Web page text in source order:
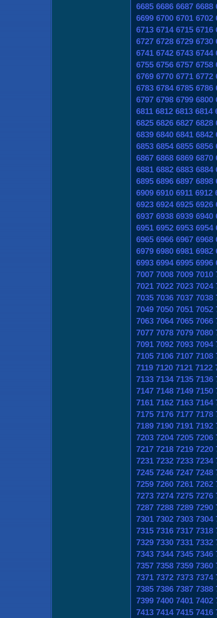
6685 6686 6687 6688
6699 6700 6701 6702
6713 6714 6715 6716
6727 6728 6729 6730
6741 6742 6743 6744
6755 6756 6757 6758
6769 6770 6771 6772
6783 6784 6785 6786
6797 6798 6799 6800
6811 6812 6813 6814
6825 6826 6827 6828
6839 6840 6841 6842
6853 6854 6855 6856
6867 6868 6869 6870
6881 6882 6883 6884
6895 6896 6897 6898
6909 6910 6911 6912
6923 6924 6925 6926
6937 6938 6939 6940
6951 6952 6953 6954
6965 6966 6967 6968
6979 6980 6981 6982
6993 6994 6995 6996
7007 7008 7009 7010
7021 7022 7023 7024
7035 7036 7037 7038
7049 7050 7051 7052
7063 7064 7065 7066
7077 7078 7079 7080
7091 7092 7093 7094
7105 7106 7107 7108
7119 7120 7121 7122
7133 7134 7135 7136
7147 7148 7149 7150
7161 7162 7163 7164
7175 7176 7177 7178
7189 7190 7191 7192
7203 7204 7205 7206
7217 7218 7219 7220
7231 7232 7233 7234
7245 7246 7247 7248
7259 7260 7261 7262
7273 7274 7275 7276
7287 7288 7289 7290
7301 7302 7303 7304
7315 7316 7317 7318
7329 7330 7331 7332
7343 7344 7345 7346
7357 7358 7359 7360
7371 7372 7373 7374
7385 7386 7387 7388
7399 7400 7401 7402
7413 7414 7415 7416